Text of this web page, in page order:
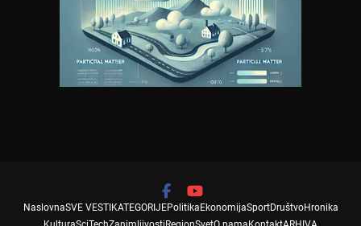
NaslovnaSVE VESTI KATEGORIJEPolitika EkonomijaSportDruštvoHronika